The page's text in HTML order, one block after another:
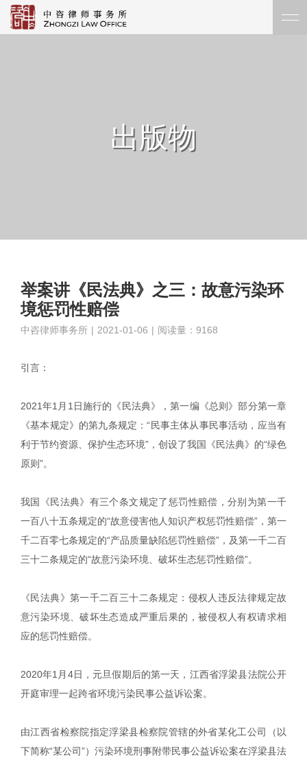
出版物
举案讲《民法典》之三：故意污染环
境惩罚性赔偿
中咨律师事务所 | 2021-01-06 | 阅读量：9168
引言：
2021年1月1日施行的《民法典》，第一编《总则》部分第一章
《基本规定》的第九条规定：“民事主体从事民事活动，应当有
利于节约资源、保护生态环境”，创设了我国《民法典》的“绿色
原则”。
我国《民法典》有三个条文规定了惩罚性赔偿，分别为第一千
一百八十五条规定的“故意侵害他人知识产权惩罚性赔偿”，第一
千二百零七条规定的“产品质量缺陷惩罚性赔偿”，及第一千二百
三十二条规定的“故意污染环境、破坏生态惩罚性赔偿”。
《民法典》第一千二百三十二条规定：侵权人违反法律规定故
意污染环境、破坏生态造成严重后果的，被侵权人有权请求相
应的惩罚性赔偿。
2020年1月4日，元旦假期后的第一天，江西省浮梁县法院公开
开庭审理一起跨省环境污染民事公益诉讼案。
由江西省检察院指定浮梁县检察院管辖的外省某化工公司（以
下简称“某公司”）污染环境刑事附带民事公益诉讼案在浮梁县法